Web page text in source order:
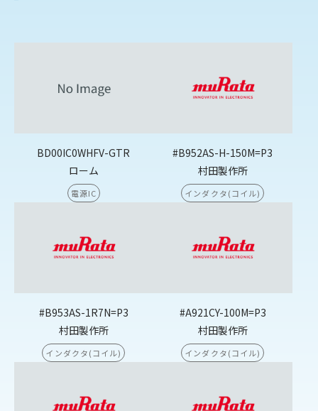
BD00IC0WHFV-GTR
ローム
電源IC
#B952AS-H-150M=P3
村田製作所
インダクタ(コイル)
#B953AS-1R7N=P3
村田製作所
インダクタ(コイル)
#A921CY-100M=P3
村田製作所
インダクタ(コイル)